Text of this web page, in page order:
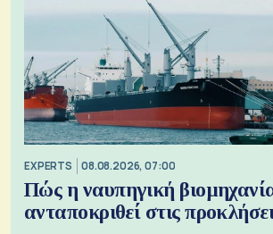
EXPERTS 08.08.2026, 07:00
Πώς η ναυπηγική
ανταποκριθεί στις